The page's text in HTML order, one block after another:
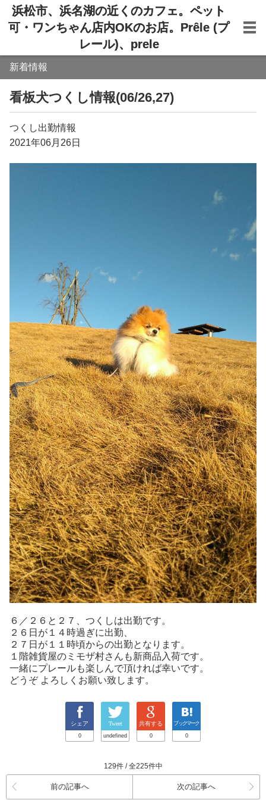
浜松市、浜名湖の近くのカフェ。ペット
可・ワンちゃん店内OKのお店。Prêle (プ
レール)、prele
新着情報
看板犬つくし情報(06/26,27)
つくし出勤情報
2021年06月26日
６／２６と２７、つくしは出勤です。
２６日が１４時過ぎに出勤、
２７日が１１時頃からの出勤となります。
１階雑貨屋のミモザ村さんも新商品入荷です。
一緒にプレールも楽しんで頂ければ幸いです。
どうぞ よろしくお願い致します。
シェア
0
Tweet
undefined
共有する
0
ブックマーク
0
129件 / 全225件中
前の記事へ 次の記事へ